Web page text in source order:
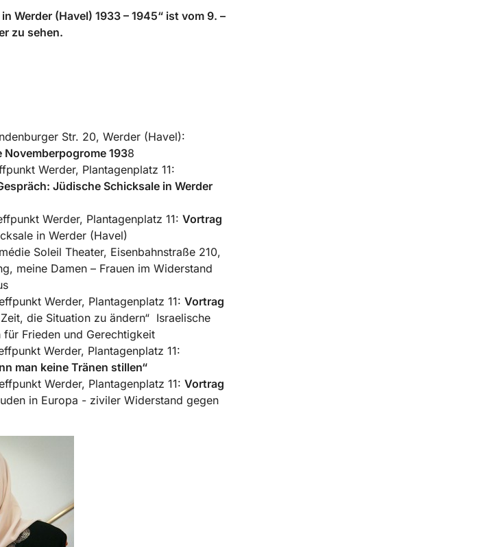
Werder (Havel) 1933 – 1945“ ist vom 9. –
zu sehen.
Str. 20, Werder (Havel):
1938
Werder, Plantagenplatz 11:
Jüdische Schicksale in Werder
Werder, Plantagenplatz 11: Vortrag
in Werder (Havel)
Soleil Theater, Eisenbahnstraße 210,
meine Damen – Frauen im Widerstand
Werder, Plantagenplatz 11: Vortrag
die Situation zu ändern“ Israelische
Frieden und Gerechtigkeit
Werder, Plantagenplatz 11:
man keine Tränen stillen“
Werder, Plantagenplatz 11: Vortrag
in Europa - ziviler Widerstand gegen